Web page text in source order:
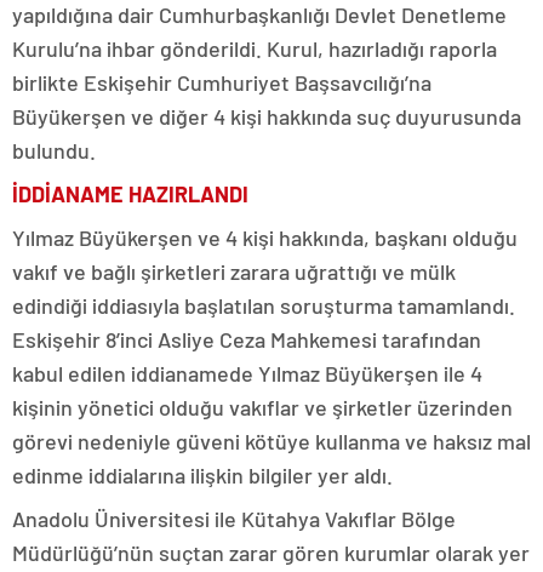
yapıldığına dair Cumhurbaşkanlığı Devlet Denetleme
Kurulu’na ihbar gönderildi. Kurul, hazırladığı raporla
birlikte Eskişehir Cumhuriyet Başsavcılığı’na
Büyükerşen ve diğer 4 kişi hakkında suç duyurusunda
bulundu.
İDDİANAME HAZIRLANDI
Yılmaz Büyükerşen ve 4 kişi hakkında, başkanı olduğu
vakıf ve bağlı şirketleri zarara uğrattığı ve mülk
edindiği iddiasıyla başlatılan soruşturma tamamlandı.
Eskişehir 8’inci Asliye Ceza Mahkemesi tarafından
kabul edilen iddianamede Yılmaz Büyükerşen ile 4
kişinin yönetici olduğu vakıflar ve şirketler üzerinden
görevi nedeniyle güveni kötüye kullanma ve haksız mal
edinme iddialarına ilişkin bilgiler yer aldı.
Anadolu Üniversitesi ile Kütahya Vakıflar Bölge
Müdürlüğü’nün suçtan zarar gören kurumlar olarak yer